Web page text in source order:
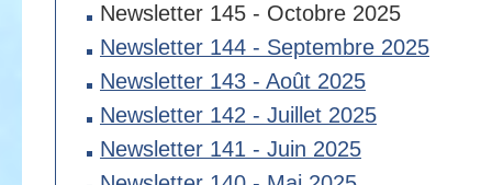
Newsletter 145 - Octobre 2025
Newsletter 144 - Septembre 2025
Newsletter 143 - Août 2025
Newsletter 142 - Juillet 2025
Newsletter 141 - Juin 2025